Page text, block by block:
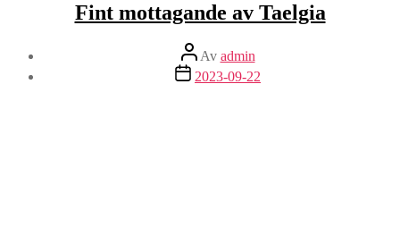
Fint mottagande av Taelgia
Inläggsförfattare
Av admin
Inläggsdatum
2023-09-22